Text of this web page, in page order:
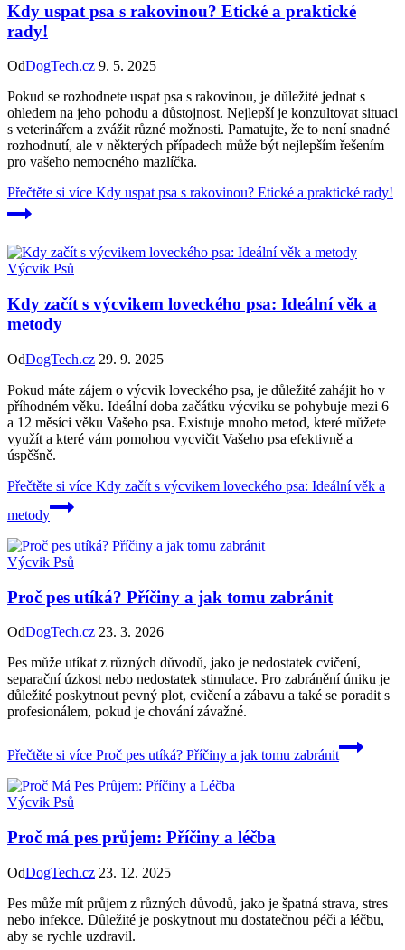
Kdy uspat psa s rakovinou? Etické a praktické
rady!
OdDogTech.cz 9. 5. 2025
Pokud se rozhodnete uspat psa s rakovinou, je důležité jednat s
ohledem na jeho pohodu a důstojnost. Nejlepší je konzultovat situaci
s veterinářem a zvážit různé možnosti. Pamatujte, že to není snadné
rozhodnutí, ale v některých případech může být nejlepším řešením
pro vašeho nemocného mazlíčka.
Přečtěte si více Kdy uspat psa s rakovinou? Etické a praktické rady!
Výcvik Psů
Kdy začít s výcvikem loveckého psa: Ideální věk a
metody
OdDogTech.cz 29. 9. 2025
Pokud máte zájem o výcvik loveckého psa, je důležité zahájit ho v
příhodném věku. Ideální doba začátku výcviku se pohybuje mezi 6
a 12 měsíci věku Vašeho psa. Existuje mnoho metod, které můžete
využít a které vám pomohou vycvičit Vašeho psa efektivně a
úspěšně.
Přečtěte si více Kdy začít s výcvikem loveckého psa: Ideální věk a
metody
Výcvik Psů
Proč pes utíká? Příčiny a jak tomu zabránit
OdDogTech.cz 23. 3. 2026
Pes může utíkat z různých důvodů, jako je nedostatek cvičení,
separační úzkost nebo nedostatek stimulace. Pro zabránění úniku je
důležité poskytnout pevný plot, cvičení a zábavu a také se poradit s
profesionálem, pokud je chování závažné.
Přečtěte si více Proč pes utíká? Příčiny a jak tomu zabránit
Výcvik Psů
Proč má pes průjem: Příčiny a léčba
OdDogTech.cz 23. 12. 2025
Pes může mít průjem z různých důvodů, jako je špatná strava, stres
nebo infekce. Důležité je poskytnout mu dostatečnou péči a léčbu,
aby se rychle uzdravil.